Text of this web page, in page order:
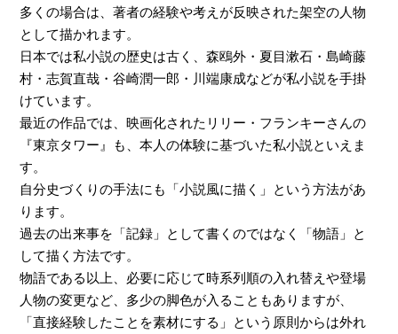
多くの場合は、著者の経験や考えが反映された架空の人物
として描かれます。
日本では私小説の歴史は古く、森鴎外・夏目漱石・島崎藤
村・志賀直哉・谷崎潤一郎・川端康成などが私小説を手掛
けています。
最近の作品では、映画化されたリリー・フランキーさんの
『東京タワー』も、本人の体験に基づいた私小説といえま
す。
自分史づくりの手法にも「小説風に描く」という方法があ
ります。
過去の出来事を「記録」として書くのではなく「物語」と
して描く方法です。
物語である以上、必要に応じて時系列順の入れ替えや登場
人物の変更など、多少の脚色が入ることもありますが、
「直接経験したことを素材にする」という原則からは外れ